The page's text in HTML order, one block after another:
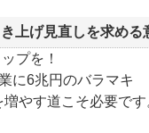
上げ見直しを求め
プを！
6兆円のバラマキ
やす道こそ必要です